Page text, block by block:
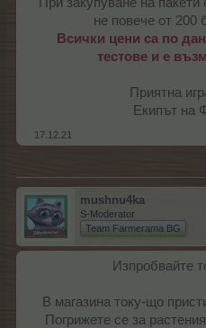
не повече от 200
Всички цени са по
тестове и е
Приятна
Екипът на
17.12.21
mushnu4ka
S-Moderator
Team Farmerama BG
Изпробвайте
В магазина току-що
Погрижете се за